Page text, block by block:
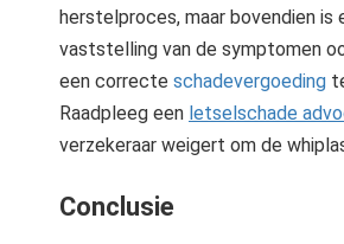
herstelproces, maar bovendien is
vaststelling van de symptomen
een correcte schadevergoeding
Raadpleeg een letselschade
verzekeraar weigert om de
Conclusie